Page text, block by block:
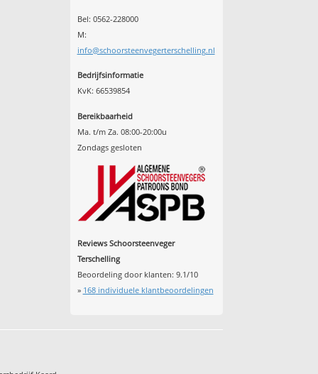
Bel: 0562-228000
M:
info@schoorsteenvegerterschelling.nl
Bedrijfsinformatie
KvK: 66539854
Bereikbaarheid
Ma. t/m Za. 08:00-20:00u
Zondags gesloten
Reviews Schoorsteenveger
Terschelling
Beoordeling door klanten: 9.1/10
» 168individuele klantbeoordelingen